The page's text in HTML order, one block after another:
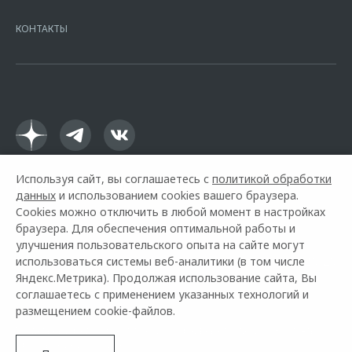
16.01.2015. Предложение ограничено и не является публичной
КОНТАКТЫ
Горячая линия OMODA: +7 (978) 320-20-20
© 2026 Черномор Авто
Используя сайт, вы соглашаетесь с политикой обработки
данных и использованием cookies вашего браузера.
Cookies можно отключить в любой момент в настройках
браузера. Для обеспечения оптимальной работы и
улучшения пользовательского опыта на сайте могут
использоваться системы веб-аналитики (в том числе
Яндекс.Метрика). Продолжая использование сайта, Вы
соглашаетесь с применением указанных технологий и
размещением cookie-файлов.